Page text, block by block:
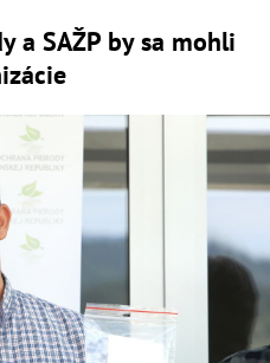
a SAŽP by sa mohli